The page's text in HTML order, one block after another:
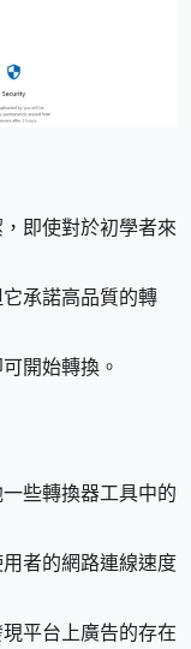
即使對於初學者來
承諾高品質的轉
開始轉換。
些轉換器工具中的
者的網路連線速度
平台上廣告的存在